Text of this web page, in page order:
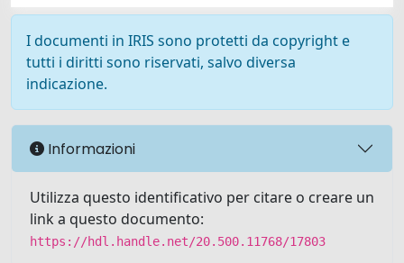
I documenti in IRIS sono protetti da copyright e
tutti i diritti sono riservati, salvo diversa
indicazione.
Informazioni
Utilizza questo identificativo per citare o creare un
link a questo documento:
https://hdl.handle.net/20.500.11768/17803